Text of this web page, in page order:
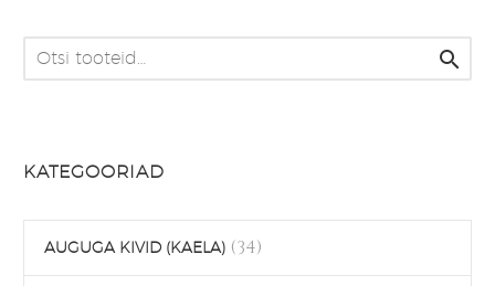

KATEGOORIAD
AUGUGA KIVID (KAELA) (34)